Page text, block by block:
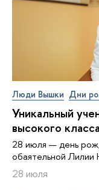
Люди Вышки Дни
Уникальный
высокого класса
28 июля — день
обаятельной
28 июля